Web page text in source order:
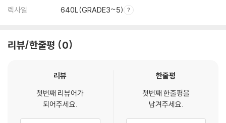
렉사일
640L(GRADE3~5)
리뷰/한줄평 0
리뷰
첫번째 리뷰어가
되어주세요.
한줄평
첫번째 한줄평을
남겨주세요.